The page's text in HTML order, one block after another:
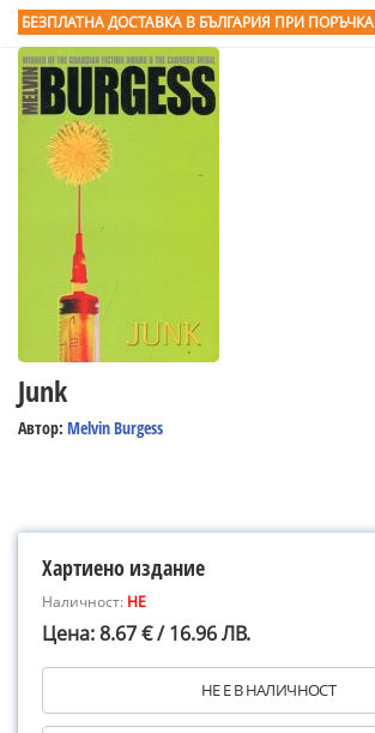
БЕЗПЛАТНА ДОСТАВКА В БЪЛГАРИЯ ПРИ ПОРЪЧКА
Junk
Автор: Melvin Burgess
Хартиено издание
Наличност: НЕ
Цена: 8.67 € / 16.96 ЛВ.
НЕ Е В НАЛИЧНОСТ